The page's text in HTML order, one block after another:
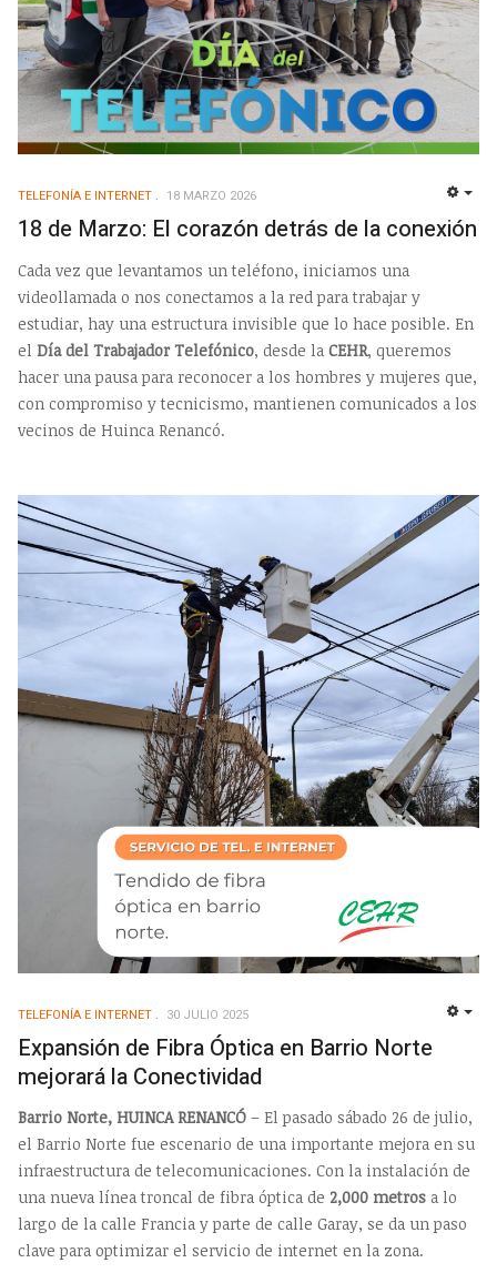
TELEFONÍA E INTERNET 18 MARZO 2026
18 de Marzo: El corazón detrás de la conexión
Cada vez que levantamos un teléfono, iniciamos una
videollamada o nos conectamos a la red para trabajar y
estudiar, hay una estructura invisible que lo hace posible. En
el Día del Trabajador Telefónico, desde la CEHR, queremos
hacer una pausa para reconocer a los hombres y mujeres que,
con compromiso y tecnicismo, mantienen comunicados a los
vecinos de Huinca Renancó.
TELEFONÍA E INTERNET 30 JULIO 2025
Expansión de Fibra Óptica en Barrio Norte
mejorará la Conectividad
Barrio Norte, HUINCA RENANCÓ – El pasado sábado 26 de julio,
el Barrio Norte fue escenario de una importante mejora en su
infraestructura de telecomunicaciones. Con la instalación de
una nueva línea troncal de fibra óptica de 2,000 metros a lo
largo de la calle Francia y parte de calle Garay, se da un paso
clave para optimizar el servicio de internet en la zona.